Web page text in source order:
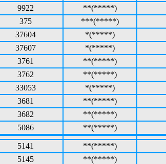
9922 **(*****)
375 ***(*****)
37604 *(*****)
37607 *(*****)
3761 **(*****)
3762 **(*****)
33053 *(*****)
3681 **(*****)
3682 **(*****)
5086 **(*****)
5141 **(*****)
5145 **(*****)